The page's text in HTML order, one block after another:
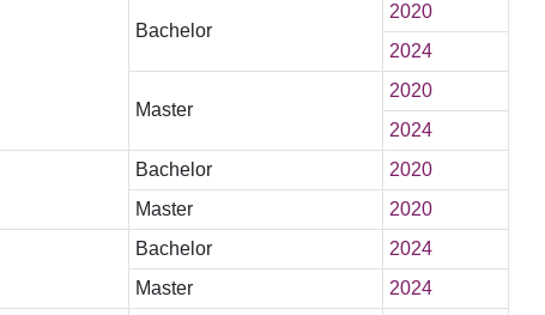
Bachelor
2020
2024
Master
2020
2024
Bachelor
2020
Master
2020
Bachelor
2024
Master
2024